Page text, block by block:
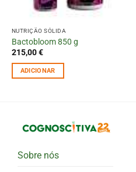
NUTRIÇÃO SÓLIDA
Bactobloom 850 g
215,00€
ADICIONAR
Sobre nós